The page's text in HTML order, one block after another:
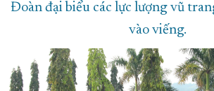
Đoàn đại biểu các lực lượng vũ
vào viếng.